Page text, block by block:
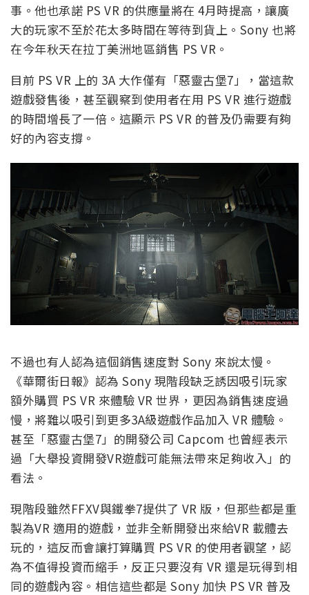
事。他也承諾 PS VR 的供應量將在 4月時提高，讓廣
大的玩家不至於花太多時間在等待到貨上。Sony 也將
在今年秋天在拉丁美洲地區銷售 PS VR。
目前 PS VR 上的 3A 大作僅有「惡靈古堡7」，當這款
遊戲發售後，甚至觀察到使用者在用 PS VR 進行遊戲
的時間增長了一倍。這顯示 PS VR 的普及仍需要有夠
好的內容支撐。
不過也有人認為這個銷售速度對 Sony 來說太慢。
《華爾街日報》認為 Sony 現階段缺乏誘因吸引玩家
額外購買 PS VR 來體驗 VR 世界，更因為銷售速度過
慢，將難以吸引到更多3A級遊戲作品加入 VR 體驗。
甚至「惡靈古堡7」的開發公司 Capcom 也曾經表示
過「大舉投資開發VR遊戲可能無法帶來足夠收入」的
看法。
現階段雖然FFXV與鐵拳7提供了 VR 版，但那些都是重
製為VR 適用的遊戲，並非全新開發出來給VR 載體去
玩的，這反而會讓打算購買 PS VR 的使用者觀望，認
為不值得投資而縮手，反正只要沒有 VR 還是玩得到相
同的遊戲內容。相信這些都是 Sony 加快 PS VR 普及